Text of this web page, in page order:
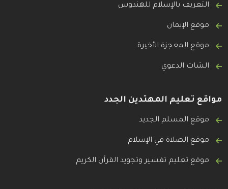
التعريف بالإسلام للهندوس
موقع الإيمان
موقع المعجزة الأخيرة
الشات الدعوي
مواقع تعليم المهتدين الجدد
موقع المسلم الجديد
موقع الصلاة في الإسلام
موقع تعليم تفسير وتجويد القرآن الكريم